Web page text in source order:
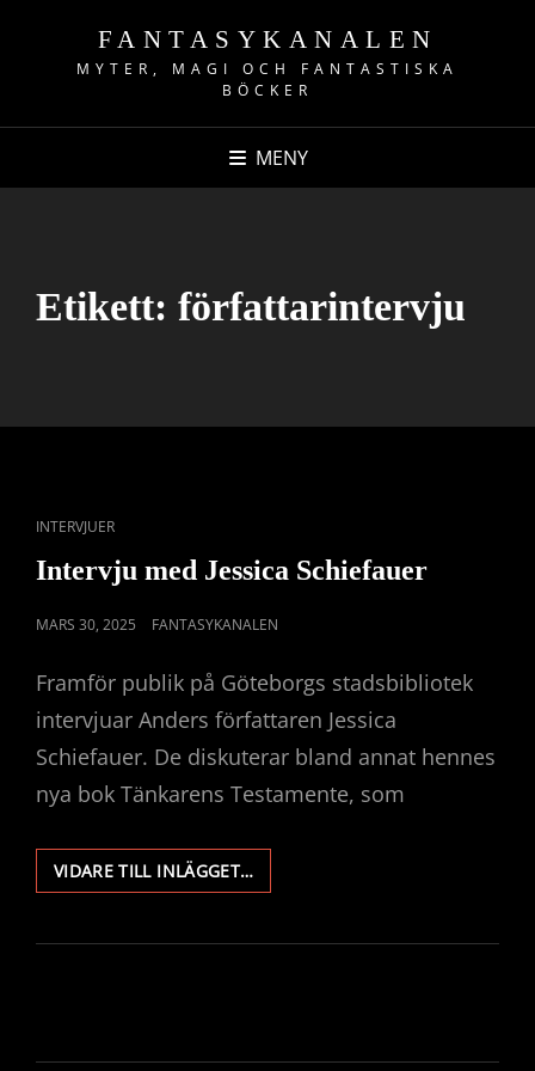
FANTASYKANALEN
MYTER, MAGI OCH FANTASTISKA
BÖCKER
MENY
Etikett: författarintervju
CAT
LINKS
INTERVJUER
Intervju med Jessica Schiefauer
PUBLICERAT
MARS 30, 2025 FANTASYKANALEN
Framför publik på Göteborgs stadsbibliotek
intervjuar Anders författaren Jessica
Schiefauer. De diskuterar bland annat hennes
nya bok Tänkarens Testamente, som
VIDARE TILL INLÄGGET…INTERVJU
MED
SCHIEFAUER